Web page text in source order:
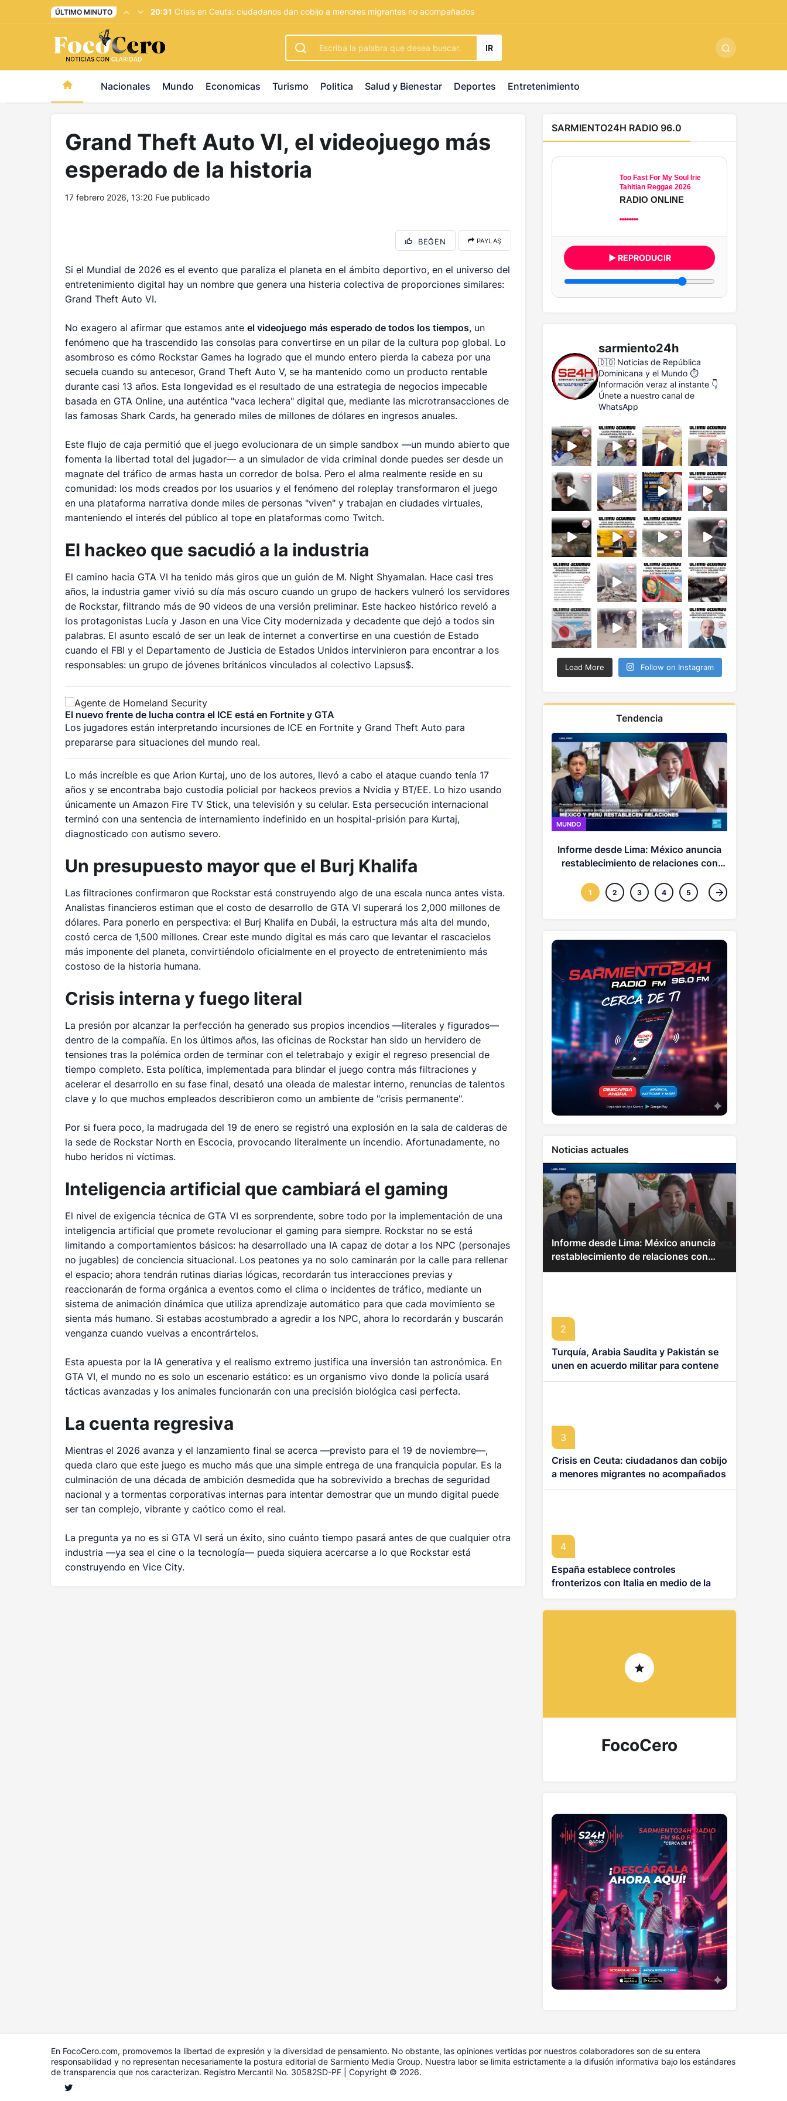
pusulabet giriş-trwin giriş levabet - vizebet giriş masterbetting palacebet1.com kralbet yeni giriş -
ÚLTIMO MINUTO 20:31 Crisis en Ceuta: ciudadanos dan cobijo a menores migrantes no acompañados
IR
Nacionales Mundo Economicas Turismo Politica Salud y Bienestar Deportes Entretenimiento
Grand Theft Auto VI, el videojuego más
esperado de la historia
17 febrero 2026, 13:20 Fue publicado
BEĞEN PAYLAŞ
Si el Mundial de 2026 es el evento que paraliza el planeta en el ámbito deportivo, en el universo del
entretenimiento digital hay un nombre que genera una histeria colectiva de proporciones similares:
Grand Theft Auto VI.
No exagero al afirmar que estamos anteel videojuego más esperado de todos los tiempos, un
fenómeno que ha trascendido las consolas para convertirse en un pilar de la cultura pop global. Lo
asombroso es cómo Rockstar Games ha logrado que el mundo entero pierda la cabeza por una
secuela cuando su antecesor, Grand Theft Auto V, se ha mantenido como un producto rentable
durante casi 13 años. Esta longevidad es el resultado de una estrategia de negocios impecable
basada en GTA Online, una auténtica "vaca lechera" digital que, mediante las microtransacciones de
las famosas Shark Cards, ha generado miles de millones de dólares en ingresos anuales.
Este flujo de caja permitió que el juego evolucionara de un simple sandbox —un mundo abierto que
fomenta la libertad total del jugador— a un simulador de vida criminal donde puedes ser desde un
magnate del tráfico de armas hasta un corredor de bolsa. Pero el alma realmente reside en su
comunidad: los mods creados por los usuarios y el fenómeno del roleplay transformaron el juego
en una plataforma narrativa donde miles de personas "viven" y trabajan en ciudades virtuales,
manteniendo el interés del público al tope en plataformas como Twitch.
El hackeo que sacudió a la industria
El camino hacia GTA VI ha tenido más giros que un guión de M. Night Shyamalan. Hace casi tres
años, la industria gamer vivió su día más oscuro cuando un grupo de hackers vulneró los servidores
de Rockstar, filtrando más de 90 videos de una versión preliminar. Este hackeo histórico reveló a
los protagonistas Lucía y Jason en una Vice City modernizada y decadente que dejó a todos sin
palabras. El asunto escaló de ser un leak de internet a convertirse en una cuestión de Estado
cuando el FBI y el Departamento de Justicia de Estados Unidos intervinieron para encontrar a los
responsables: un grupo de jóvenes británicos vinculados al colectivo Lapsus$.
El nuevo frente de lucha contra el ICE está en Fortnite y GTA
Los jugadores están interpretando incursiones de ICE en Fortnite y Grand Theft Auto para
prepararse para situaciones del mundo real.
Lo más increíble es que Arion Kurtaj, uno de los autores, llevó a cabo el ataque cuando tenía 17
años y se encontraba bajo custodia policial por hackeos previos a Nvidia y BT/EE. Lo hizo usando
únicamente un Amazon Fire TV Stick, una televisión y su celular. Esta persecución internacional
terminó con una sentencia de internamiento indefinido en un hospital-prisión para Kurtaj,
diagnosticado con autismo severo.
Un presupuesto mayor que el Burj Khalifa
Las filtraciones confirmaron que Rockstar está construyendo algo de una escala nunca antes vista.
Analistas financieros estiman que el costo de desarrollo de GTA VI superará los 2,000 millones de
dólares. Para ponerlo en perspectiva: el Burj Khalifa en Dubái, la estructura más alta del mundo,
costó cerca de 1,500 millones. Crear este mundo digital es más caro que levantar el rascacielos
más imponente del planeta, convirtiéndolo oficialmente en el proyecto de entretenimiento más
costoso de la historia humana.
Crisis interna y fuego literal
La presión por alcanzar la perfección ha generado sus propios incendios —literales y figurados—
dentro de la compañía. En los últimos años, las oficinas de Rockstar han sido un hervidero de
tensiones tras la polémica orden de terminar con el teletrabajo y exigir el regreso presencial de
tiempo completo. Esta política, implementada para blindar el juego contra más filtraciones y
acelerar el desarrollo en su fase final, desató una oleada de malestar interno, renuncias de talentos
clave y lo que muchos empleados describieron como un ambiente de "crisis permanente".
Por si fuera poco, la madrugada del 19 de enero se registró una explosión en la sala de calderas de
la sede de Rockstar North en Escocia, provocando literalmente un incendio. Afortunadamente, no
hubo heridos ni víctimas.
Inteligencia artificial que cambiará el gaming
El nivel de exigencia técnica de GTA VI es sorprendente, sobre todo por la implementación de una
inteligencia artificial que promete revolucionar el gaming para siempre. Rockstar no se está
limitando a comportamientos básicos: ha desarrollado una IA capaz de dotar a los NPC (personajes
no jugables) de conciencia situacional. Los peatones ya no solo caminarán por la calle para rellenar
el espacio; ahora tendrán rutinas diarias lógicas, recordarán tus interacciones previas y
reaccionarán de forma orgánica a eventos como el clima o incidentes de tráfico, mediante un
sistema de animación dinámica que utiliza aprendizaje automático para que cada movimiento se
sienta más humano. Si estabas acostumbrado a agredir a los NPC, ahora lo recordarán y buscarán
venganza cuando vuelvas a encontrártelos.
Esta apuesta por la IA generativa y el realismo extremo justifica una inversión tan astronómica. En
GTA VI, el mundo no es solo un escenario estático: es un organismo vivo donde la policía usará
tácticas avanzadas y los animales funcionarán con una precisión biológica casi perfecta.
La cuenta regresiva
Mientras el 2026 avanza y el lanzamiento final se acerca —previsto para el 19 de noviembre—,
queda claro que este juego es mucho más que una simple entrega de una franquicia popular. Es la
culminación de una década de ambición desmedida que ha sobrevivido a brechas de seguridad
nacional y a tormentas corporativas internas para intentar demostrar que un mundo digital puede
ser tan complejo, vibrante y caótico como el real.
La pregunta ya no es si GTA VI será un éxito, sino cuánto tiempo pasará antes de que cualquier otra
industria —ya sea el cine o la tecnología— pueda siquiera acercarse a lo que Rockstar está
construyendo en Vice City.
SARMIENTO24H RADIO 96.0
Too Fast For My Soul Irie
Tahitian Reggae 2026
RADIO ONLINE
▶ REPRODUCIR
sarmiento24h
🇩🇴 Noticias de República
Dominicana y el Mundo ⏱️
Información veraz al instante 👇
Únete a nuestro canal de
WhatsApp
Load More Follow on Instagram
Tendencia
MUNDO
Informe desde Lima: México anuncia
restablecimiento de relaciones con
1 2 3 4 5
Noticias actuales
Informe desde Lima: México anuncia
restablecimiento de relaciones con
Perú
2
Turquía, Arabia Saudita y Pakistán se
unen en acuerdo militar para contener
a Irán
3
Crisis en Ceuta: ciudadanos dan cobijo
a menores migrantes no acompañados
4
España establece controles
fronterizos con Italia en medio de la
FocoCero
En FocoCero.com, promovemos la libertad de expresión y la diversidad de pensamiento. No obstante, las opiniones vertidas por nuestros colaboradores son de su entera
responsabilidad y no representan necesariamente la postura editorial de Sarmiento Media Group. Nuestra labor se limita estrictamente a la difusión informativa bajo los estándares
de transparencia que nos caracterizan. Registro Mercantil No. 30582SD-PF | Copyright © 2026.